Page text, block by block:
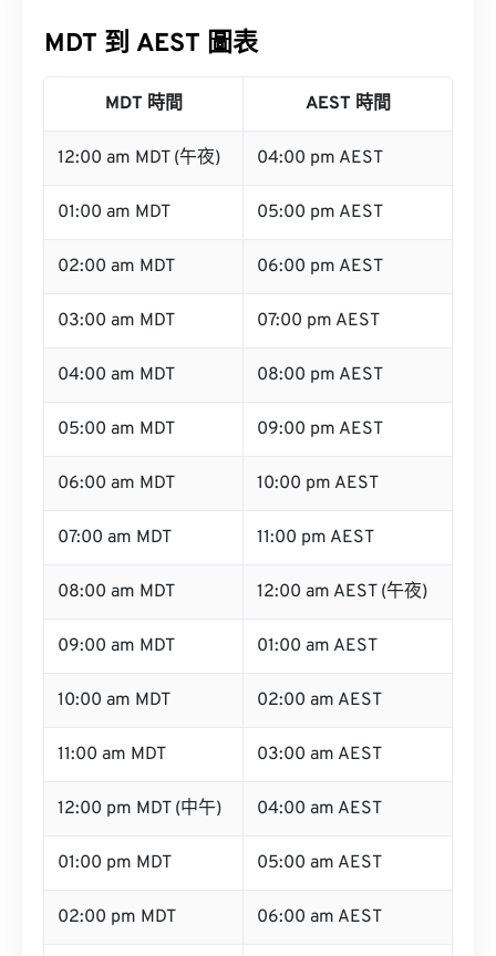
MDT 到 AEST 圖表
MDT 時間 AEST 時間
12:00 am MDT (午夜) 04:00 pm AEST
01:00 am MDT 05:00 pm AEST
02:00 am MDT 06:00 pm AEST
03:00 am MDT 07:00 pm AEST
04:00 am MDT 08:00 pm AEST
05:00 am MDT 09:00 pm AEST
06:00 am MDT 10:00 pm AEST
07:00 am MDT 11:00 pm AEST
08:00 am MDT 12:00 am AEST (午夜)
09:00 am MDT 01:00 am AEST
10:00 am MDT 02:00 am AEST
11:00 am MDT 03:00 am AEST
12:00 pm MDT (中午) 04:00 am AEST
01:00 pm MDT 05:00 am AEST
02:00 pm MDT 06:00 am AEST